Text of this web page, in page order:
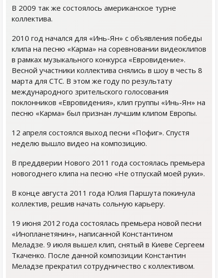
В 2009 так же состоялось американское турне
коллектива.
2010 год начался для «Инь-Ян» с объявления победы
клипа на песню «Карма» на соревновании видеоклипов
в рамках музыкального конкурса «Евровидение».
Весной участники коллектива снялись в шоу в честь 8
марта для СТС. В этом же году по результату
международного зрительского голосования
поклонников «Евровидения», клип группы «Инь-Ян» на
песню «Карма» был признан лучшим клипом Европы.
12 апреля состоялся выход песни «Пофиг». Спустя
неделю вышло видео на композицию.
В преддверии Нового 2011 года состоялась премьера
новогоднего клипа на песню «Не отпускай моей руки».
В конце августа 2011 года Юлия Паршута покинула
коллектив, решив начать сольную карьеру.
19 июня 2012 года состоялась премьера новой песни
«Инопланетянин», написанной Константином
Меладзе. 9 июля вышел клип, снятый в Киеве Сергеем
Ткаченко. После данной композиции Константин
Меладзе прекратил сотрудничество с коллективом.